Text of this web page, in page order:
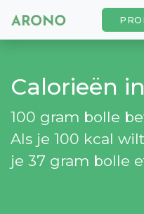
Calorieën
100 gram bolle
Als je 100 kcal
je 37 gram bolle